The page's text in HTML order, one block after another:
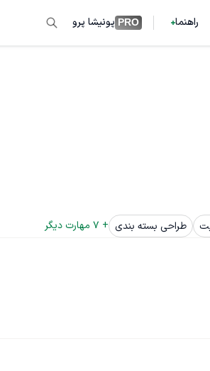
راهنما PRO پونیشا پرو
طراحی بسته بندی +
7 مهارت دیگر